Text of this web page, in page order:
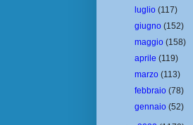
luglio(117)
giugno(152)
maggio(158)
aprile(119)
marzo(113)
febbraio(78)
gennaio(52)